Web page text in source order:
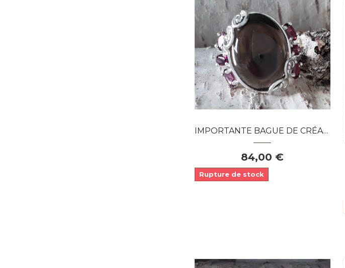
Dans mon panier
APERÇU RAPIDE
IMPORTANTE BAGUE DE CRÉATEUR ORNÉE QUARTZ...
84,00 €
Rupture de stock